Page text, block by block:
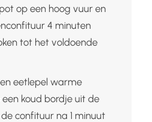
op een hoog vuur en
4 minuten
tot het voldoende
eetlepel warme
koud bordje uit de
de confituur na 1 minuut